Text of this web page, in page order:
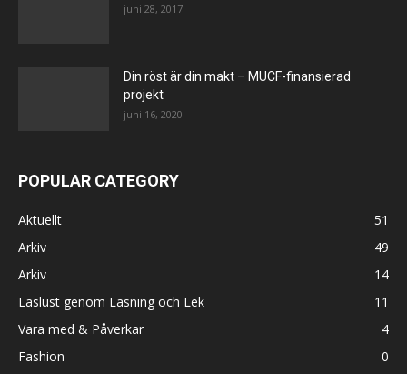
juni 28, 2017
Din röst är din makt – MUCF-finansierad
projekt
juni 16, 2020
POPULAR CATEGORY
Aktuellt
51
Arkiv
49
Arkiv
14
Läslust genom Läsning och Lek
11
Vara med & Påverkar
4
Fashion
0